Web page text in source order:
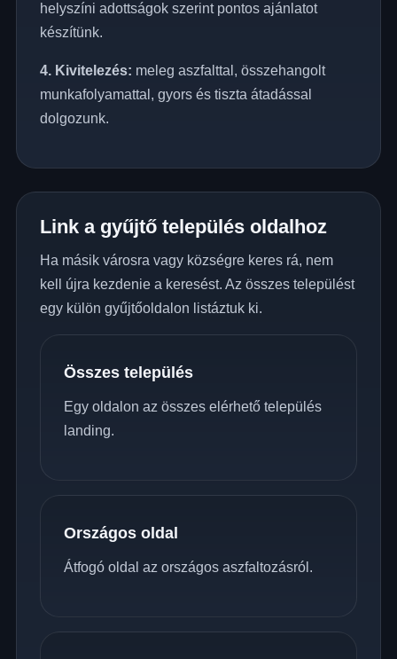
helyszíni adottságok szerint pontos ajánlatot
készítünk.
4. Kivitelezés: meleg aszfalttal, összehangolt
munkafolyamattal, gyors és tiszta átadással
dolgozunk.
Link a gyűjtő település oldalhoz
Ha másik városra vagy községre keres rá, nem
kell újra kezdenie a keresést. Az összes települést
egy külön gyűjtőoldalon listáztuk ki.
Összes település
Egy oldalon az összes elérhető település
landing.
Országos oldal
Átfogó oldal az országos aszfaltozásról.